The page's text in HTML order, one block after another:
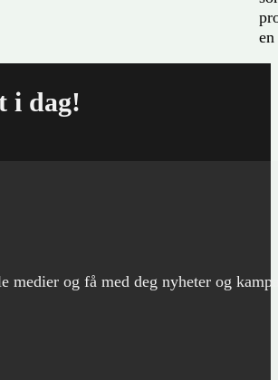
i dag!
medier og få med deg nyheter og